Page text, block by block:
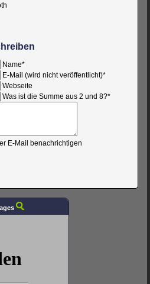
Pflichtfeld
Name*
Pflichtfeld
E-Mail (wird nicht veröffentlicht)*
Webseite
Was ist die Summe aus 2 und 8?*
Kommentar
E-Mail benachrichtigen